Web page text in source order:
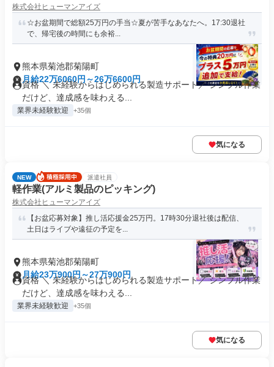
株式会社ヒューマンアイズ
☆お盆期間で総額25万円の手当☆夏が苦手なあなたへ。17:30退社
で、帰宅後の時間にも余裕...
熊本県菊池郡菊陽町
月給22万6060円～26万6600円
資格 ＼ 未経験からはじめられる製造サポート／ シンプル作業
だけど、達成感を味わえる...
業界未経験歓迎 +35個
気になる
NEW 派遣社員
軽作業(アルミ製品のピッキング)
株式会社ヒューマンアイズ
【お盆応募対象】推し活応援金25万円。17時30分退社後は配信、
土日はライブや遠征の予定を...
熊本県菊池郡菊陽町
月給23万900円～27万900円
資格 ＼ 未経験からはじめられる製造サポート／ シンプル作業
だけど、達成感を味わえる...
業界未経験歓迎 +35個
気になる